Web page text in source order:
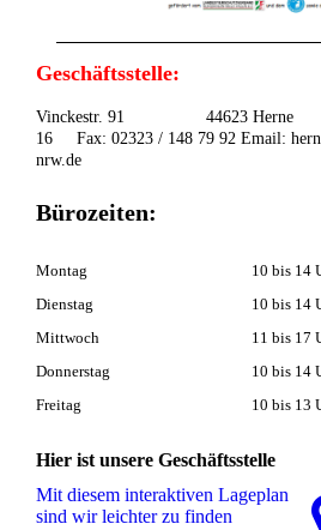
Geschäftsstelle:
Vinckestr. 91 44623 Herne
16 Fax: 02323 / 148 79 92 Email:
nrw.de
Bürozeiten:
Montag
10 bis 14
Dienstag
10 bis 14
Mittwoch
11 bis 17
Donnerstag
10 bis 14
Freitag
10 bis 13
Hier ist unsere Geschäftsstelle
Mit diesem interaktiven La­ge­plan
sind wir leichter zu finden